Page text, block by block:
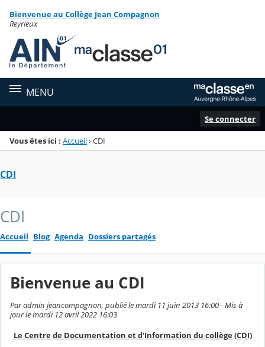
Menu de la rubrique
Contenu
Bienvenue au Collège Jean Compagnon
Reyrieux
MENU
Se connecter
Vous êtes ici : Accueil›CDI
CDI
CDI
Accueil Blog Agenda Dossiers partagés
Bienvenue au CDI
Par admin jeancompagnon, publié le mardi 11 juin 2013 16:00 - Mis à
jour le mardi 12 avril 2022 16:03
Le Centre de Documentation et d'Information du collège (CDI)